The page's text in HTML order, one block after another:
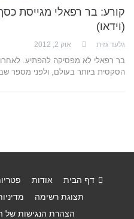
קורע: בר רפאלי מגייסת
(וידאו)
גלעד גזית אוק 2, 2012
בר רפאלי לא מפסיקה להפתיע.
הסקסית ביותר בעולם, ולפני מספר
דף הבית אודות
תצוגת רשימה
הצהרת הנגישות של